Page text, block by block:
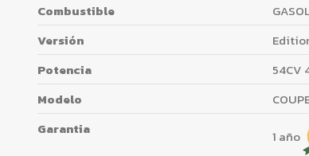
Combustible
Versión
Potencia
54CV
Modelo
Garantia
1 año